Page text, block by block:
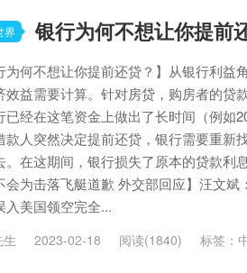
界 银行为何不想让你提前
为何不想让你提前还贷？】从银行利益
效益需要计算。针对房贷，购房者的贷
已经在这笔资金上做出了长时间（例如
款人突然决定提前还贷，银行需要重新
。在这期间，银行损失了原本的贷款利
会为击落飞艇道歉 外交部回应】汪文斌
入美国领空完全...
生 2023-02-18 阅读(1840) 标签：